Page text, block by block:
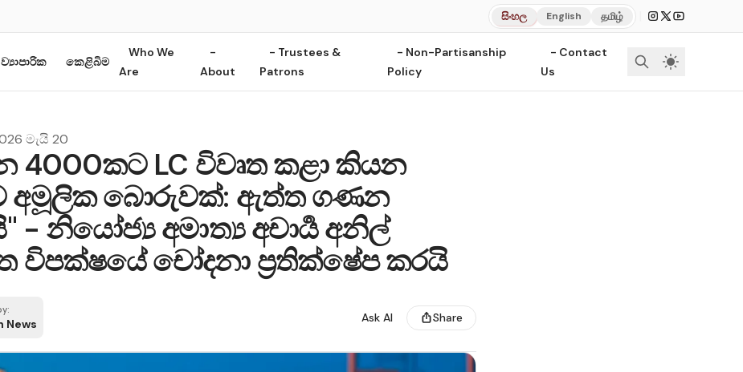
සිංහල English தமிழ்
ව්‍යාපාරික කෙළිබිම
Who We
Are
-
About
- Trustees &
Patrons
- Non-Partisanship
Policy
- Contact
Us
මැයි 20
4000කට LC විවෘත කළා කියන
අමූලික බොරුවක්: ඇත්ත ගණන
- නියෝජ්‍ය අමාත්‍ය අචාර්‍ය අනිල්
විපක්ෂයේ චෝදනා ප්‍රතික්ෂේප කරයි
News Ask AI Share